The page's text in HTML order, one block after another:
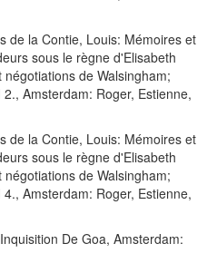
de la Contie, Louis: Mémoires et
sous le règne d'Elisabeth
de Walsingham;
2., Amsterdam: Roger, Estienne,
de la Contie, Louis: Mémoires et
sous le règne d'Elisabeth
de Walsingham;
4., Amsterdam: Roger, Estienne,
De Goa, Amsterdam: